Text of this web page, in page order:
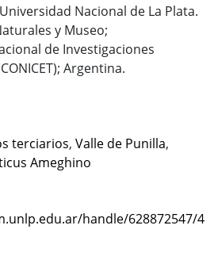
Nacional de La Plata.
y Museo;
de Investigaciones
Argentina.
terciarios, Valle de Punilla,
Ameghino
handle/628872547/4